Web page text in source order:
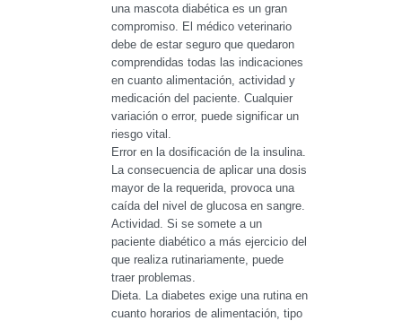
una mascota diabética es un gran
compromiso. El médico veterinario
debe de estar seguro que quedaron
comprendidas todas las indicaciones
en cuanto alimentación, actividad y
medicación del paciente. Cualquier
variación o error, puede significar un
riesgo vital.
Error en la dosificación de la insulina.
La consecuencia de aplicar una dosis
mayor de la requerida, provoca una
caída del nivel de glucosa en sangre.
Actividad. Si se somete a un
paciente diabético a más ejercicio del
que realiza rutinariamente, puede
traer problemas.
Dieta. La diabetes exige una rutina en
cuanto horarios de alimentación, tipo